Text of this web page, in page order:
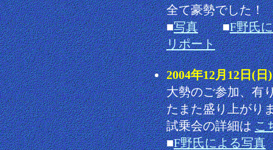
全て豪勢でした！
■写真■F野氏
リポート
2004年12月12日(
大勢のご参加、有
たまた盛り上がり
試乗会の詳細はこ
■F野氏による写真